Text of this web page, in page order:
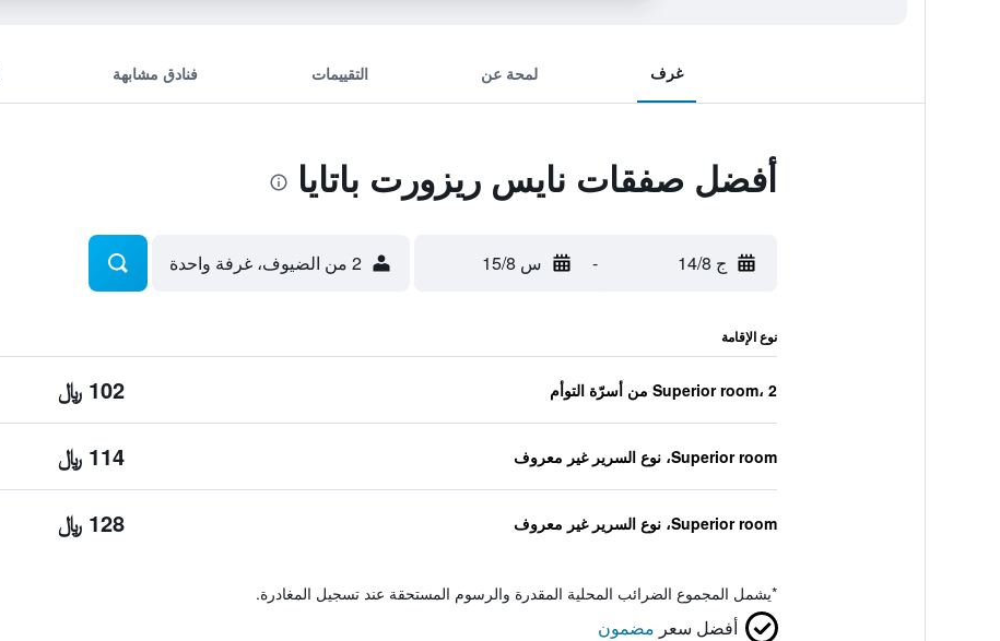
غرف لمحة عن التقييمات فنادق مشابهة
أفضل صفقات نايس ريزورت باتايا
ج 14/8 - س 15/8 2 من الضيوف، غرفة واحدة
نوع الإقامة
Superior room، 2 من أسرّة التوأم 102 ﷼
Superior room، نوع السرير غير معروف 114 ﷼
Superior room، نوع السرير غير معروف 128 ﷼
*يشمل المجموع الضرائب المحلية المقدرة والرسوم المستحقة عند تسجيل المغادرة.
أفضل سعر مضمون